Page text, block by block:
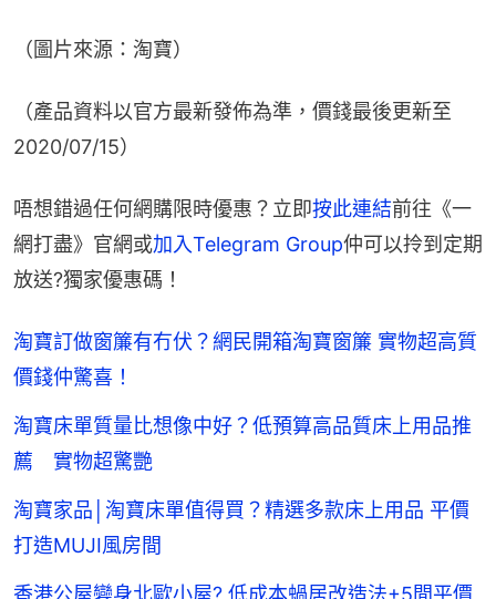
（圖片來源：淘寶）
（產品資料以官方最新發佈為準，價錢最後更新至
2020/07/15）
唔想錯過任何網購限時優惠？立即按此連結前往《一
網打盡》官網或加入Telegram Group仲可以拎到定期
放送?獨家優惠碼！
淘寶訂做窗簾有冇伏？網民開箱淘寶窗簾 實物超高質
價錢仲驚喜！
淘寶床單質量比想像中好？低預算高品質床上用品推
薦 實物超驚艷
淘寶家品│淘寶床單值得買？精選多款床上用品 平價
打造MUJI風房間
香港公屋變身北歐小屋? 低成本蝸居改造法+5間平價